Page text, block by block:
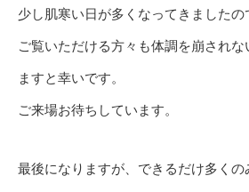
少し肌寒い日が多くなってきましたの
ご覧いただける方々も体調を崩され
ますと幸いです。
ご来場お待ちしています。
最後になりますが、できるだけ多く